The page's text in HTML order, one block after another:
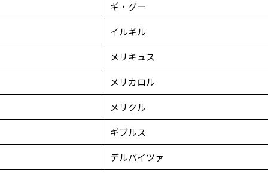
ギ・グー
イルギル
メリキュス
メリカロル
メリクル
ギブルス
デルバイツァ